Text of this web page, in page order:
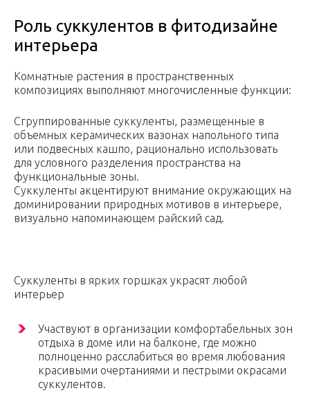
Роль суккулентов в фитодизайне
интерьера
Комнатные растения в пространственных
композициях выполняют многочисленные функции:
Сгруппированные суккуленты, размещенные в
объемных керамических вазонах напольного типа
или подвесных кашпо, рационально использовать
для условного разделения пространства на
функциональные зоны.
Суккуленты акцентируют внимание окружающих на
доминировании природных мотивов в интерьере,
визуально напоминающем райский сад.
Суккуленты в ярких горшках украсят любой
интерьер
Участвуют в организации комфортабельных зон
отдыха в доме или на балконе, где можно
полноценно расслабиться во время любования
красивыми очертаниями и пестрыми окрасами
суккулентов.